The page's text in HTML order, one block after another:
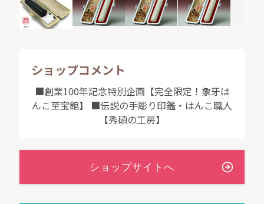
ショップコメント
■創業100年記念特別企画【完全限定！象牙は
んこ至宝館】 ■伝説の手彫り印鑑・はんこ職人
【秀碩の工房】